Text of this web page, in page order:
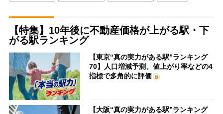
【特集】10年後に不動産価格が上がる駅・下
がる駅ランキング
【東京“真の実力がある駅”ランキング
70】人口増減予測、値上がり率などの4
指標で多角的に評価
【大阪“真の実力がある駅”ランキング